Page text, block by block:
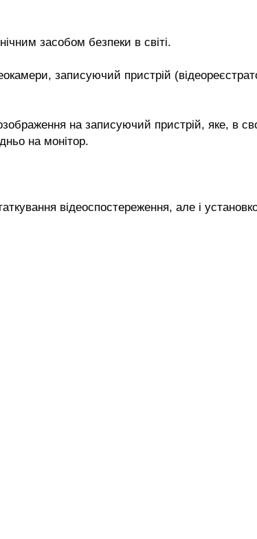
засобом безпеки в світі.
записуючий пристрій
на записуючий пристрій, яке, в
на монітор.
відеоспостереження, але і